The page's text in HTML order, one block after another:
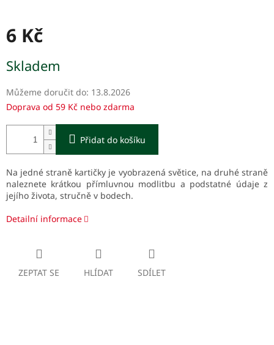
6 Kč
cena:
Skladem
Můžeme doručit do: 13.8.2026
Doprava od 59 Kč nebo zdarma
Přidat do košíku
Na jedné straně kartičky je vyobrazená světice, na druhé straně
naleznete krátkou přímluvnou modlitbu a podstatné údaje z
jejího života, stručně v bodech.
Detailní informace
ZEPTAT SE HLÍDAT SDÍLET